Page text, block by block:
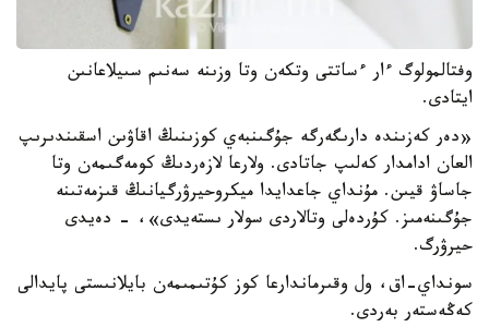
وفتالمولوگ ءار ءساتتى وتكەن وتا وزىنە سەنىم سىيلاعانىن
ايتادى.
«دەر كەزىندە دارىگەرگە جۇگىنبەي كوزىنىڭ اقاۋىن اسقىندىرىپ
العان ادامدار كەلىپ جاتادى. ولارعا لازەردىڭ كومەگىمەن وتا
جاساۋ قيىن. مۇنداي جاعدايدا ميكروحيرۋرگيانىڭ قىزمەتىنە
جۇگىنەمىز. كۇردەلى وتالاردى سولار ىستەيدى»، - دەيدى
حيرۋرگ.
سونداي-اق، ول وقىرماندارعا كوز كۇتىمىمەن بايلانىستى پايدالى
كەڭەستەر بەردى.